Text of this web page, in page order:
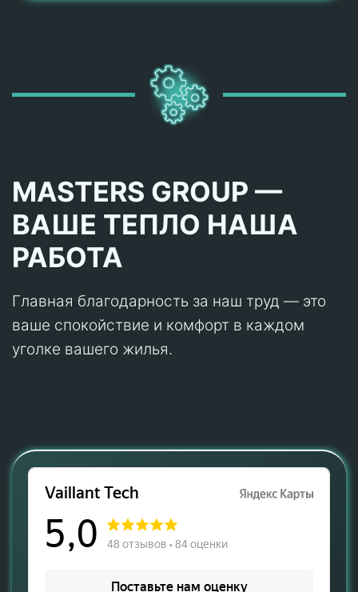
MASTERS GROUP —
ВАШЕ ТЕПЛО НАША
РАБОТА
Главная благодарность за наш труд — это
ваше спокойствие и комфорт в каждом
уголке вашего жилья.